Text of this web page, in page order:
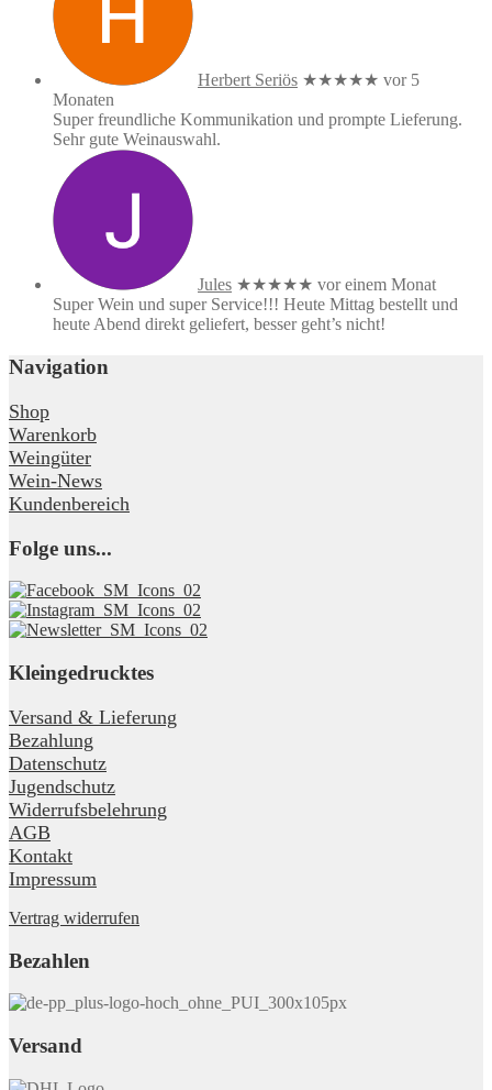
Herbert Seriös ★★★★★ vor 5
Monaten
Super freundliche Kommunikation und prompte Lieferung.
Sehr gute Weinauswahl.
Jules ★★★★★ vor einem Monat
Super Wein und super Service!!! Heute Mittag bestellt und
heute Abend direkt geliefert, besser geht’s nicht!
Navigation
Shop
Warenkorb
Weingüter
Wein-News
Kundenbereich
Folge uns...
Kleingedrucktes
Versand & Lieferung
Bezahlung
Datenschutz
Jugendschutz
Widerrufsbelehrung
AGB
Kontakt
Impressum
Vertrag widerrufen
Bezahlen
Versand